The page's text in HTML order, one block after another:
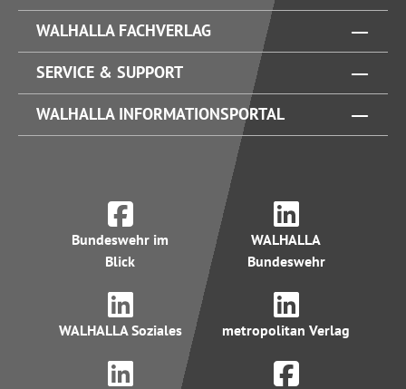
WALHALLA FACHVERLAG
SERVICE & SUPPORT
WALHALLA INFORMATIONSPORTAL
Bundeswehr im
Blick
WALHALLA
Bundeswehr
WALHALLA Soziales metropolitan Verlag